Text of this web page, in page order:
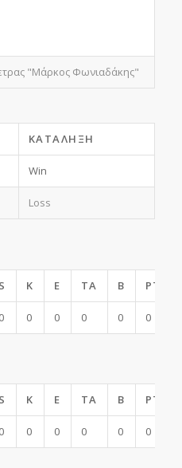
"Μάρκος Φωνιαδάκης"
ΚΑΤΆΛΗΞΗ
Win
Loss
S K E TA B PTS
0 0 0 0 0 0
S K E TA B PTS
0 0 0 0 0 0